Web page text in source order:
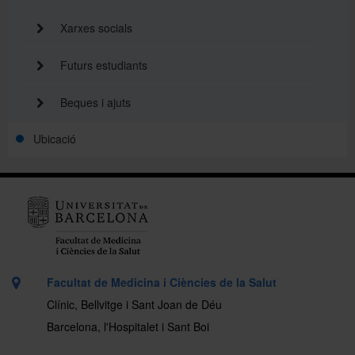
Xarxes socials
Futurs estudiants
Beques i ajuts
Ubicació
Facultat de Medicina i Ciències de la Salut
Clínic, Bellvitge i Sant Joan de Déu
Barcelona, l'Hospitalet i Sant Boi